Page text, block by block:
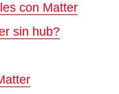
con Matter
sin hub?